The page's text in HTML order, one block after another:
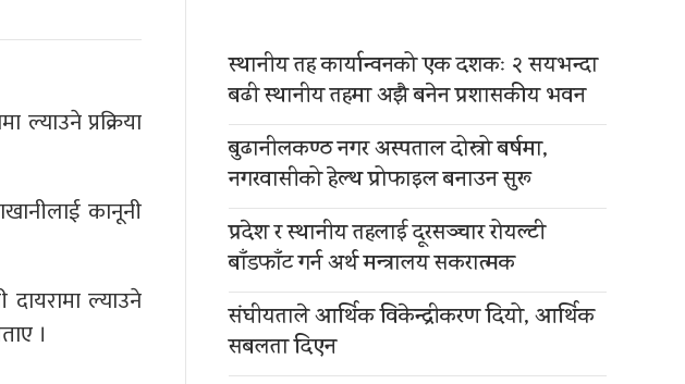
प्रक्रिया
कानूनी
दायरामा ल्याउने
।
स्थानीय तह कार्यान्वनको एक दशकः २ सयभन्दा
बढी स्थानीय तहमा अझै बनेन प्रशासकीय भवन
बुढानीलकण्ठ नगर अस्पताल दोस्रो बर्षमा,
नगरवासीको हेल्थ प्रोफाइल बनाउन सुरू
प्रदेश र स्थानीय तहलाई दूरसञ्चार रोयल्टी
बाँडफाँट गर्न अर्थ मन्त्रालय सकरात्मक
संघीयताले आर्थिक विकेन्द्रीकरण दियो, आर्थिक
सबलता दिएन